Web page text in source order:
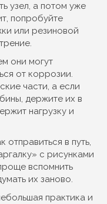
узел, а потом уже
попробуйте
или резиновой
они могут
от коррозии.
части, а если
держите их в
нагрузку и
в путь,
с рисунками
вспомнить
их заново.
практика и